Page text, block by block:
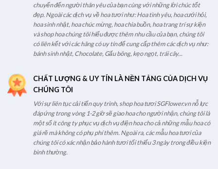
chuyển đến người thân yêu của bạn cùng với những lời chúc tốt
đẹp. Ngoài các dịch vụ về hoa tươi như: Hoa tình yêu, hoa cưới hỏi,
hoa sinh nhật, hoa chúc mừng, hoa chia buồn, hoa trang trí sự kiện
và shop hoa chúng tôi hiểu được thêm nhu cầu của bạn, chúng tôi
có liên kết với các hãng có uy tín để cung cấp thêm các dịch vụ như:
bánh sinh nhật, Chocolate, Gấu bông, kẹo ngọt, trái cây...
CHẤT LƯỢNG & UY TÍN LÀ NỀN TẢNG CỦA DỊCH VỤ
CHÚNG TÔI
Với sự liên tục cải tiến quy trình, shop hoa tươi SGFlower.vn nỗ lực
đáp ứng trong vòng 1-2 giờ sẽ giao hoa cho người nhận, chúng tôi là
một số ít công ty phục vụ dịch vụ điện hoa cho cả những mẫu hoa có
giá rẽ mà không có phụ phí thêm. Ngoài ra, các mẫu hoa tươi của
chúng tôi có xác nhận bảo hành tươi tối thiểu 3 ngày trong điều kiện
bình thường.